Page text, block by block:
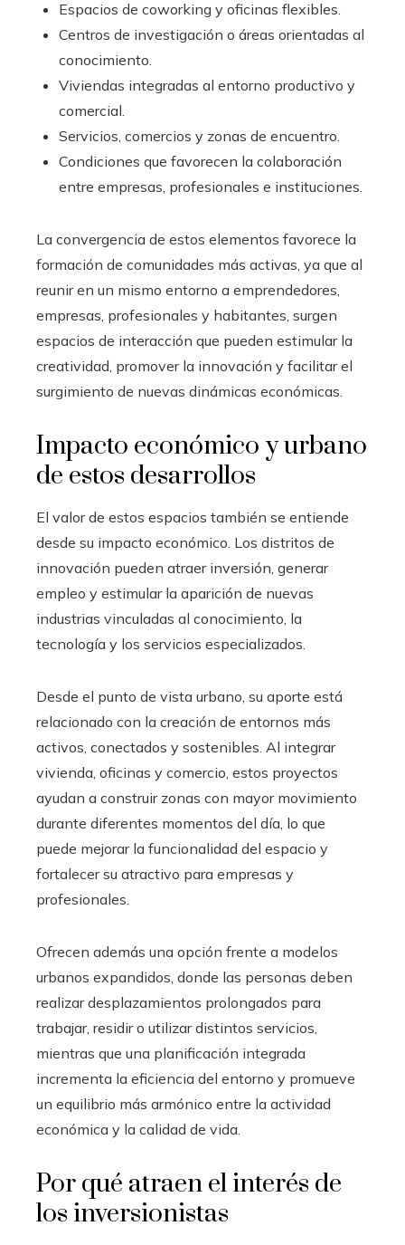
Espacios de coworking y oficinas flexibles.
Centros de investigación o áreas orientadas al
conocimiento.
Viviendas integradas al entorno productivo y
comercial.
Servicios, comercios y zonas de encuentro.
Condiciones que favorecen la colaboración
entre empresas, profesionales e instituciones.
La convergencia de estos elementos favorece la
formación de comunidades más activas, ya que al
reunir en un mismo entorno a emprendedores,
empresas, profesionales y habitantes, surgen
espacios de interacción que pueden estimular la
creatividad, promover la innovación y facilitar el
surgimiento de nuevas dinámicas económicas.
Impacto económico y urbano
de estos desarrollos
El valor de estos espacios también se entiende
desde su impacto económico. Los distritos de
innovación pueden atraer inversión, generar
empleo y estimular la aparición de nuevas
industrias vinculadas al conocimiento, la
tecnología y los servicios especializados.
Desde el punto de vista urbano, su aporte está
relacionado con la creación de entornos más
activos, conectados y sostenibles. Al integrar
vivienda, oficinas y comercio, estos proyectos
ayudan a construir zonas con mayor movimiento
durante diferentes momentos del día, lo que
puede mejorar la funcionalidad del espacio y
fortalecer su atractivo para empresas y
profesionales.
Ofrecen además una opción frente a modelos
urbanos expandidos, donde las personas deben
realizar desplazamientos prolongados para
trabajar, residir o utilizar distintos servicios,
mientras que una planificación integrada
incrementa la eficiencia del entorno y promueve
un equilibrio más armónico entre la actividad
económica y la calidad de vida.
Por qué atraen el interés de
los inversionistas